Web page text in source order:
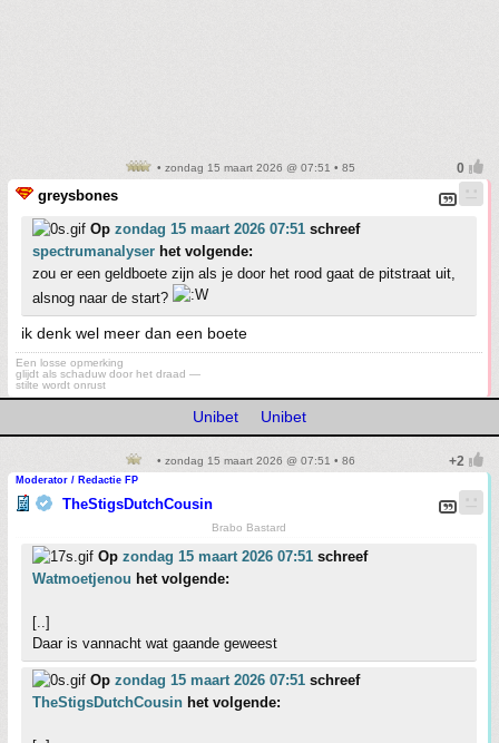
• zondag 15 maart 2026 @ 07:51 • 85
greysbones
Op zondag 15 maart 2026 07:51 schreef
spectrumanalyser het volgende:
zou er een geldboete zijn als je door het rood gaat de pitstraat uit,
alsnog naar de start?
ik denk wel meer dan een boete
Een losse opmerking
glijdt als schaduw door het draad —
stilte wordt onrust
Unibet Unibet
• zondag 15 maart 2026 @ 07:51 • 86
Moderator / Redactie FP
TheStigsDutchCousin
Brabo Bastard
Op zondag 15 maart 2026 07:51 schreef
Watmoetjenou het volgende:
[..]
Daar is vannacht wat gaande geweest
Op zondag 15 maart 2026 07:51 schreef
TheStigsDutchCousin het volgende: